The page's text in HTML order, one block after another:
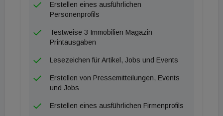
offener Austausch gefragt sind. Ich referiere gerne
vor unterschiedlichsten Foren, um auf Augenhöhe
politische Entwicklungen zu diskutieren. Bei den
IMMOunited Stadtgesprächen geht es nicht darum,
dass wir uns einig sind oder man meinen Analysen
zustimmt, sondern dass wir in einer Atmosphäre
gegenseitigen Respekts sachlich debattieren statt
einander populistische Schlagworte an den Kopf
Erstellen eines ausführlichen
Personenprofils
Testweise 3 Immobilien Magazin
Printausgaben
Lesezeichen für Artikel, Jobs und Events
Erstellen von Pressemitteilungen, Events
und Jobs
Erstellen eines ausführlichen Firmenprofils